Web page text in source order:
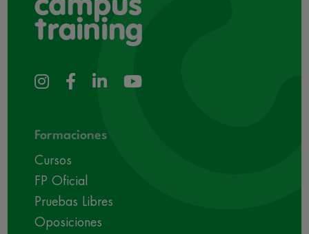
Formaciones
Cursos
FP Oficial
Pruebas Libres
Oposiciones